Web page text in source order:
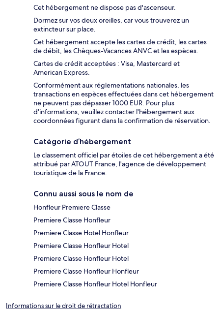
Cet hébergement ne dispose pas d'ascenseur.
Dormez sur vos deux oreilles, car vous trouverez un
extincteur sur place.
Cet hébergement accepte les cartes de crédit, les cartes
de débit, les Chèques-Vacances ANVC et les espèces.
Cartes de crédit acceptées : Visa, Mastercard et
American Express.
Conformément aux réglementations nationales, les
transactions en espèces effectuées dans cet hébergement
ne peuvent pas dépasser 1000 EUR. Pour plus
d'informations, veuillez contacter l'hébergement aux
coordonnées figurant dans la confirmation de réservation.
Catégorie d’hébergement
Le classement officiel par étoiles de cet hébergement a été
attribué par ATOUT France, l'agence de développement
touristique de la France.
Connu aussi sous le nom de
Honfleur Premiere Classe
Premiere Classe Honfleur
Premiere Classe Hotel Honfleur
Premiere Classe Honfleur Hotel
Premiere Classe Honfleur Hotel
Premiere Classe Honfleur Honfleur
Premiere Classe Honfleur Hotel Honfleur
Informations sur le droit de rétractation